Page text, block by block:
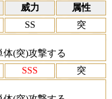
威力 属性
SS
突
体(突)攻撃する
SSS
突